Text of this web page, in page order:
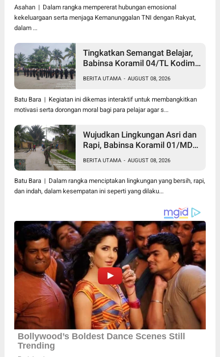
Kepada Lansia Usia 97 Tahun
Asahan | Dalam rangka mempererat hubungan emosional
kekeluargaan serta menjaga Kemanunggalan TNI dengan Rakyat,
dalam ...
Tingkatkan Semangat Belajar,
Babinsa Koramil 04/TL Kodim
Wawasan Kebangsaan bagi
Pelajar SMA & SMK
BERITA UTAMA - AUGUST 08, 2026
Batu Bara | Kegiatan ini dikemas interaktif untuk membangkitkan
motivasi serta dorongan moral bagi para pelajar agar s...
Wujudkan Lingkungan Asri dan
Rapi, Babinsa Koramil 01/MD
Warga Pakam Raya Selatan
Gotong Royong
BERITA UTAMA - AUGUST 08, 2026
Batu Bara | Dalam rangka menciptakan lingkungan yang bersih, rapi,
dan indah, dalam kesempatan ini seperti yang dilaku...